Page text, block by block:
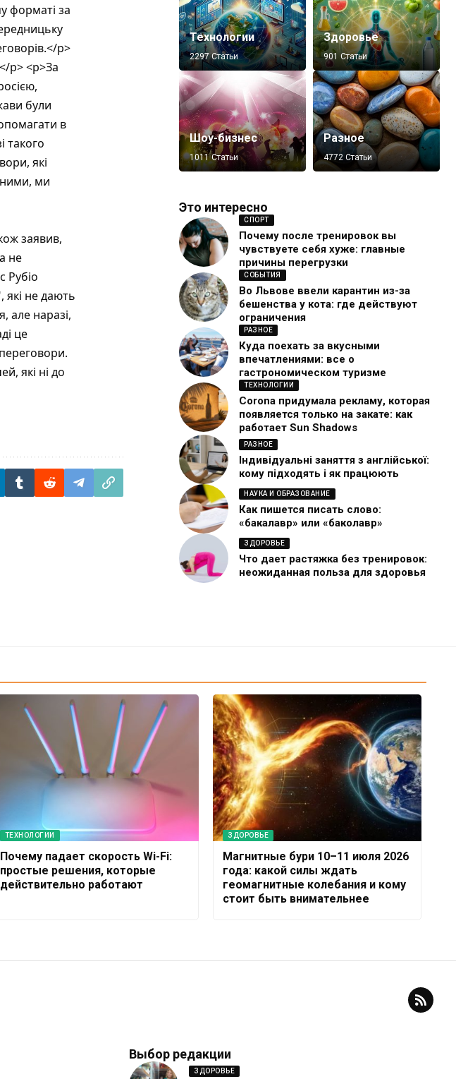
Технологии
2297 Статьи
Здоровье
901 Статьи
Шоу-бизнес
1011 Статьи
Разное
4772 Статьи
Это интересно
СПОРТ
Почему после тренировок вы
чувствуете себя хуже: главные
причины перегрузки
СОБЫТИЯ
Во Львове ввели карантин из-за
бешенства у кота: где действуют
ограничения
РАЗНОЕ
Куда поехать за вкусными
впечатлениями: все о
гастрономическом туризме
ТЕХНОЛОГИИ
Corona придумала рекламу, которая
появляется только на закате: как
работает Sun Shadows
РАЗНОЕ
Індивідуальні заняття з англійської:
кому підходять і як працюють
НАУКА И ОБРАЗОВАНИЕ
Как пишется писать слово:
«бакалавр» или «баколавр»
ЗДОРОВЬЕ
Что дает растяжка без тренировок:
неожиданная польза для здоровья
ТЕХНОЛОГИИ
Почему падает скорость Wi-Fi:
простые решения, которые
действительно работают
ЗДОРОВЬЕ
Магнитные бури 10–11 июля 2026
года: какой силы ждать
геомагнитные колебания и кому
стоит быть внимательнее
Выбор редакции
ЗДОРОВЬЕ